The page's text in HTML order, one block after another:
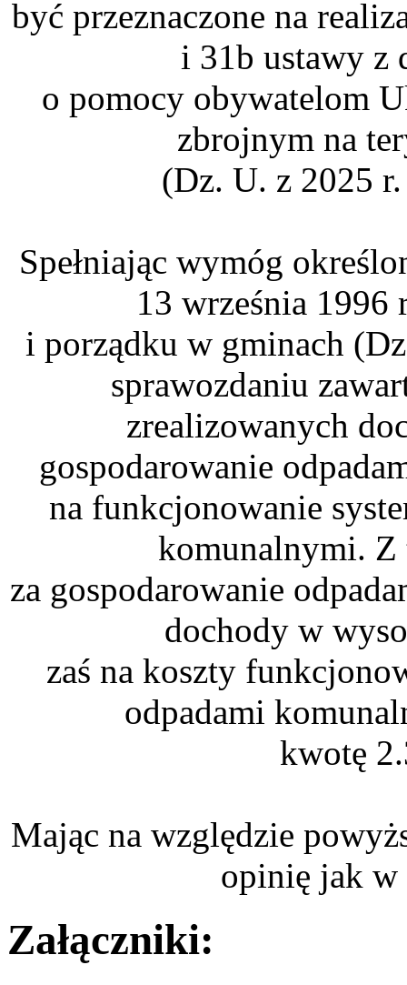
być przeznaczone na
i 31b ustawy z
o pomocy obywatelom
zbrojnym na
(Dz. U. z 2025
Spełniając wymóg
13 września 1996
i porządku w gminach
sprawozdaniu
zrealizowanych
gospodarowanie
na funkcjonowanie
komunalnymi. Z
za gospodarowanie
dochody w
zaś na koszty
odpadami
kwotę
Mając na względzie
opinię jak w
Załączniki: